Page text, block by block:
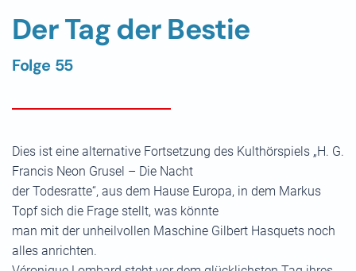
Der Tag der Bestie
Folge 55
Dies ist eine alternative Fortsetzung des Kulthörspiels „H. G.
Francis Neon Grusel – Die Nacht
der Todesratte“, aus dem Hause Europa, in dem Markus
Topf sich die Frage stellt, was könnte
man mit der unheilvollen Maschine Gilbert Hasquets noch
alles anrichten.